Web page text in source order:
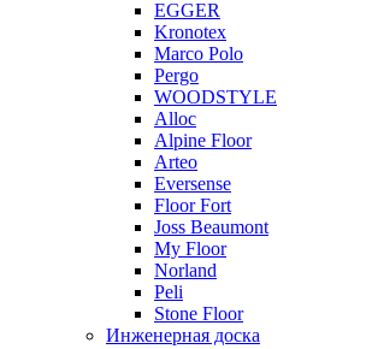
EGGER
Kronotex
Marco Polo
Pergo
WOODSTYLE
Alloc
Alpine Floor
Arteo
Eversense
Floor Fort
Joss Beaumont
My Floor
Norland
Peli
Stone Floor
Инженерная доска